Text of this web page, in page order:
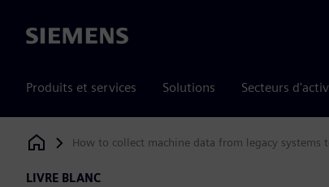
Siemens
Produits et services Solutions Secteurs
Siemens Digital Industries Software
How to collect machine data from legacy systems
LIVRE BLANC